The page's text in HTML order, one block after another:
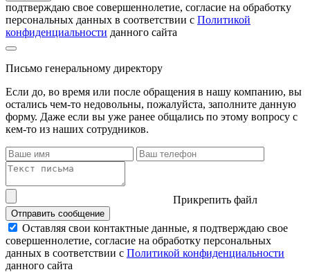
подтверждаю свое совершеннолетие, согласие на обработку
персональных данных в соответствии с Политикой
конфиденциальности данного сайта
Письмо генеральному директору
Если до, во время или после обращения в нашу компанию, вы
остались чем-то недовольны, пожалуйста, заполните данную
форму. Даже если вы уже ранее общались по этому вопросу с
кем-то из наших сотрудников.
Прикрепить файл
Отправить сообщение
Оставляя свои контактные данные, я подтверждаю свое
совершеннолетие, согласие на обработку персональных
данных в соответствии с Политикой конфиденциальности
данного сайта